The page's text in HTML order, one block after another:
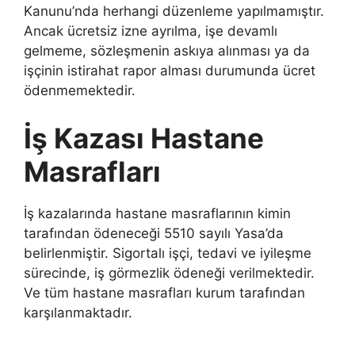
Kanunu’nda herhangi düzenleme yapılmamıştır.
Ancak ücretsiz izne ayrılma, işe devamlı
gelmeme, sözleşmenin askıya alınması ya da
işçinin istirahat rapor alması durumunda ücret
ödenmemektedir.
İş Kazası Hastane
Masrafları
İş kazalarında hastane masraflarının kimin
tarafından ödeneceği 5510 sayılı Yasa’da
belirlenmiştir. Sigortalı işçi, tedavi ve iyileşme
sürecinde, iş görmezlik ödeneği verilmektedir.
Ve tüm hastane masrafları kurum tarafından
karşılanmaktadır.